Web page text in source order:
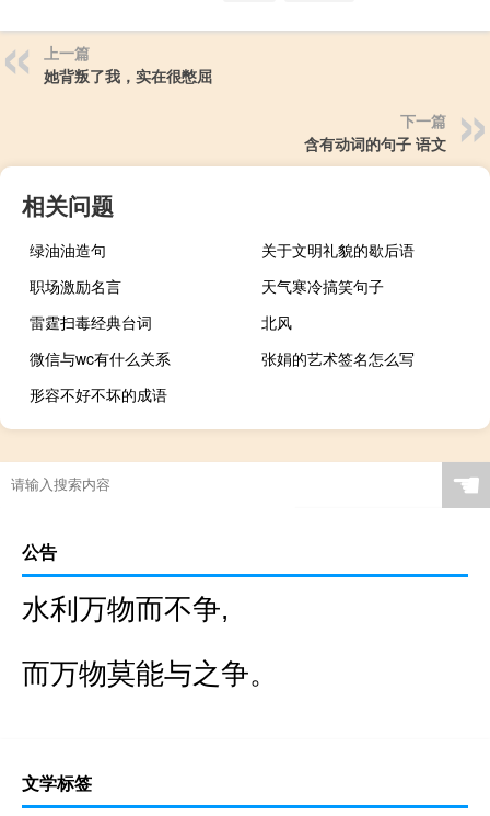
上一篇
她背叛了我，实在很憋屈
下一篇
含有动词的句子 语文
相关问题
绿油油造句
关于文明礼貌的歇后语
职场激励名言
天气寒冷搞笑句子
雷霆扫毒经典台词
北风
微信与wc有什么关系
张娟的艺术签名怎么写
形容不好不坏的成语
☚
公告
水利万物而不争,
而万物莫能与之争。
文学标签